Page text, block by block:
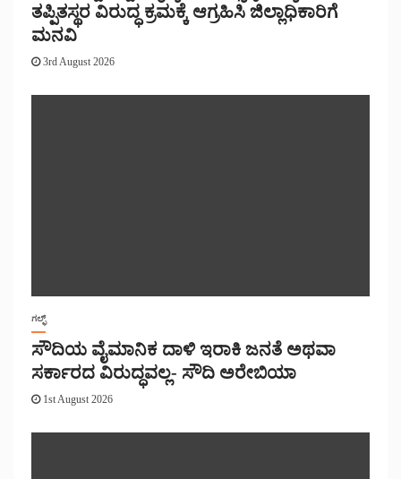
ತಪ್ಪಿತಸ್ಥರ ವಿರುದ್ಧ ಕ್ರಮಕ್ಕೆ ಆಗ್ರಹಿಸಿ ಜಿಲ್ಲಾಧಿಕಾರಿಗೆ
ಮನವಿ
3rd August 2026
ಗಲ್ಫ್
ಸೌದಿಯ ವೈಮಾನಿಕ ದಾಳಿ ಇರಾಕಿ ಜನತೆ ಅಥವಾ
ಸರ್ಕಾರದ ವಿರುದ್ಧವಲ್ಲ- ಸೌದಿ ಅರೇಬಿಯಾ
1st August 2026